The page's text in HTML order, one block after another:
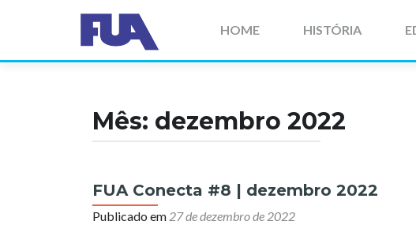
para
conteúdo
HOME HISTÓRIA
Mês: dezembro 2022
FUA Conecta #8 | dezembro 2022
Publicado em 27 de dezembro de 2022